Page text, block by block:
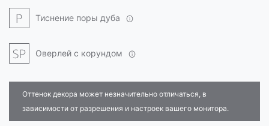
Тиснение поры дуба
Оверлей с корундом
Оттенок декора может незначительно отличаться, в
зависимости от разрешения и настроек вашего монитора.